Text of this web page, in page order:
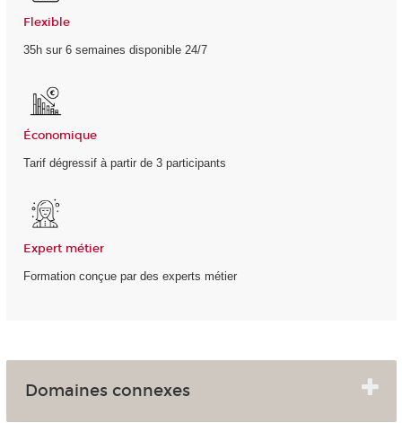
Flexible
35h sur 6 semaines disponible 24/7
Économique
Tarif dégressif à partir de 3 participants
Expert métier
Formation conçue par des experts métier
Domaines connexes